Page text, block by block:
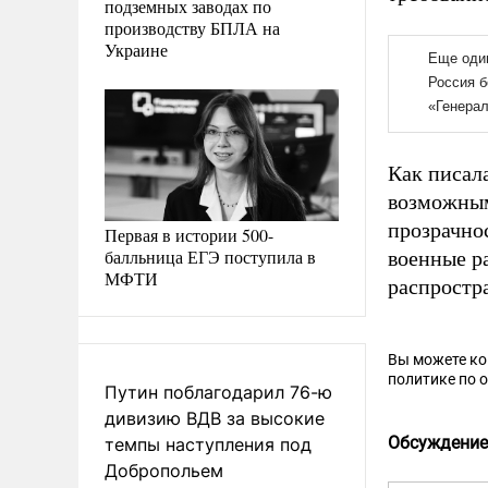
подземных заводах по
производству БПЛА на
Украине
Первая в истории 500-
балльница ЕГЭ поступила в
МФТИ
Путин поблагодарил 76-ю
дивизию ВДВ за высокие
темпы наступления под
Добропольем
Как
военные
Вы можете
политике по